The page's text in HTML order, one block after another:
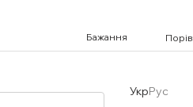
Бажання
УкрРус